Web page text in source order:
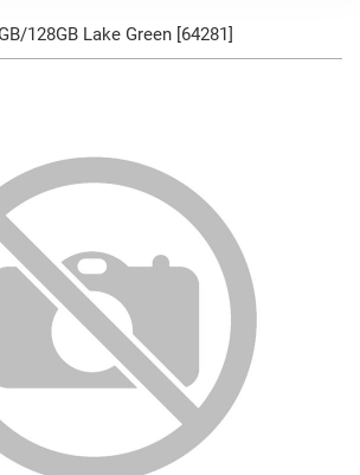
128GB Lake Green [64281]